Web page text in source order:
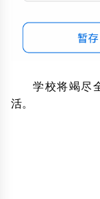
学校将竭尽
活。